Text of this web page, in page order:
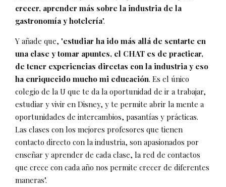
crecer, aprender más sobre la industria de la
gastronomía y hotelería".
Y añade que, "estudiar ha ido más allá de sentarte en
una clase y tomar apuntes, el CHAT es de practicar,
de tener experiencias directas con la industria y eso
ha enriquecido mucho mi educación. Es el único
colegio de la U que te da la oportunidad de ir a trabajar,
estudiar y vivir en Disney, y te permite abrir la mente a
oportunidades de intercambios, pasantías y prácticas.
Las clases con los mejores profesores que tienen
contacto directo con la industria, son apasionados por
enseñar y aprender de cada clase, la red de contactos
que crece con cada año nos permite crecer de diferentes
maneras".